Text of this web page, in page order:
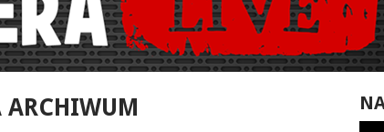
ARCHIWUM